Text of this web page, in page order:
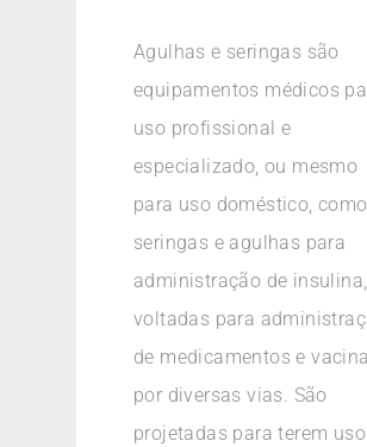
Agulhas e seringas são
equipamentos médicos
uso profissional e
especializado, ou mesmo
para uso doméstico,
seringas e agulhas para
administração de insulina,
voltadas para
de medicamentos e
por diversas vias. São
projetadas para terem uso